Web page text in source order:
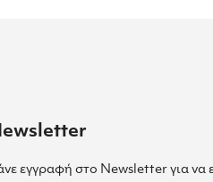
εγγραφή στο Newsletter για να